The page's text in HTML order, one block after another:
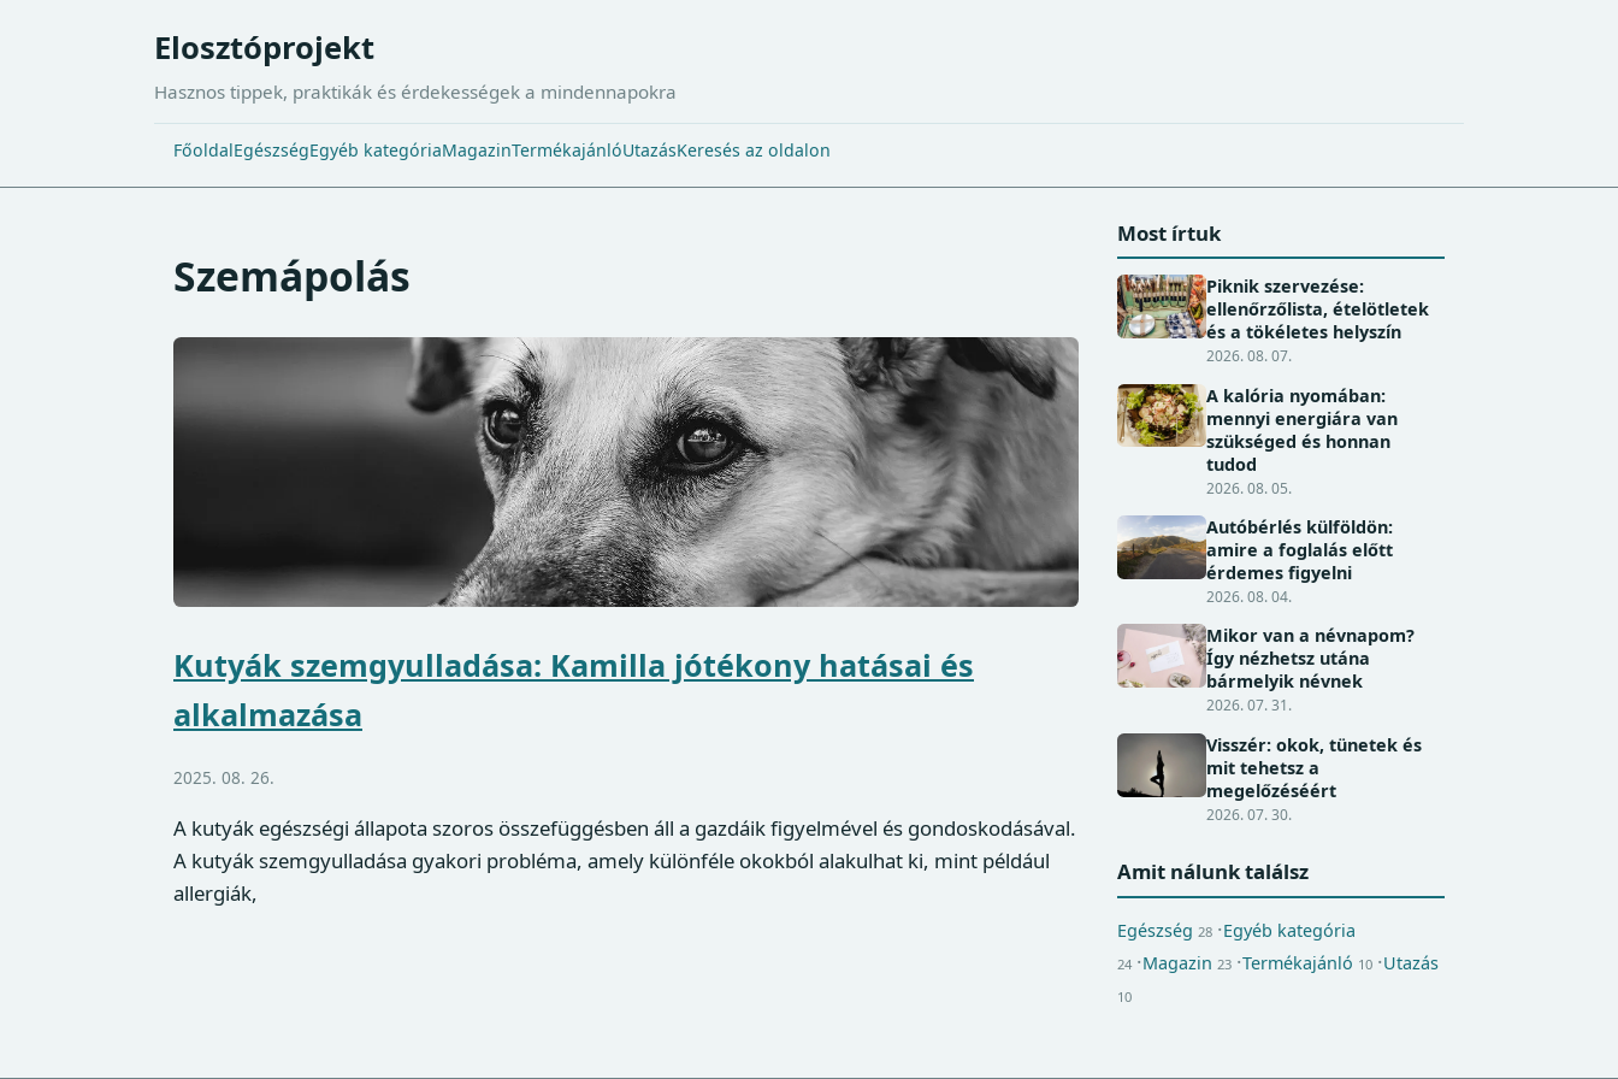
Elosztóprojekt
Hasznos tippek, praktikák és érdekességek a mindennapokra
FőoldalEgészségEgyéb kategóriaMagazinTermékajánlóUtazásKeresés az oldalon
Szemápolás
Kutyák szemgyulladása: Kamilla jótékony hatásai és
alkalmazása
2025. 08. 26.
A kutyák egészségi állapota szoros összefüggésben áll a gazdáik figyelmével és gondoskodásával.
A kutyák szemgyulladása gyakori probléma, amely különféle okokból alakulhat ki, mint például
allergiák,
Most írtuk
Piknik szervezése:
ellenőrzőlista, ételötletek
és a tökéletes helyszín
2026. 08. 07.
A kalória nyomában:
mennyi energiára van
szükséged és honnan
tudod
2026. 08. 05.
Autóbérlés külföldön:
amire a foglalás előtt
érdemes figyelni
2026. 08. 04.
Mikor van a névnapom?
Így nézhetsz utána
bármelyik névnek
2026. 07. 31.
Visszér: okok, tünetek és
mit tehetsz a
megelőzéséért
2026. 07. 30.
Amit nálunk találsz
Egészség 28 Egyéb kategória
24 Magazin 23 Termékajánló 10 Utazás
10